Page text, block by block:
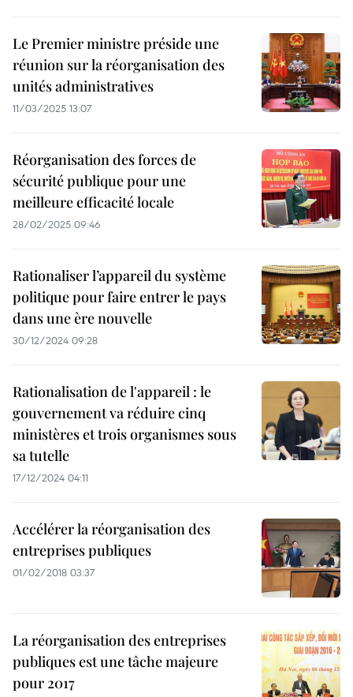
Le Premier ministre préside une
réunion sur la réorganisation des
unités administratives
11/03/2025 13:07
Réorganisation des forces de
sécurité publique pour une
meilleure efficacité locale
28/02/2025 09:46
Rationaliser l’appareil du système
politique pour faire entrer le pays
dans une ère nouvelle
30/12/2024 09:28
Rationalisation de l'appareil : le
gouvernement va réduire cinq
ministères et trois organismes sous
sa tutelle
17/12/2024 04:11
Accélérer la réorganisation des
entreprises publiques
01/02/2018 03:37
La réorganisation des entreprises
publiques est une tâche majeure
pour 2017